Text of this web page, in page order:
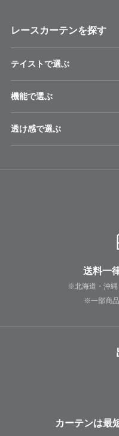
レースカーテンを探す
テイストで選ぶ
機能で選ぶ
透け感で選ぶ
送料一
※北海道・沖縄
※一部商
カーテンは最